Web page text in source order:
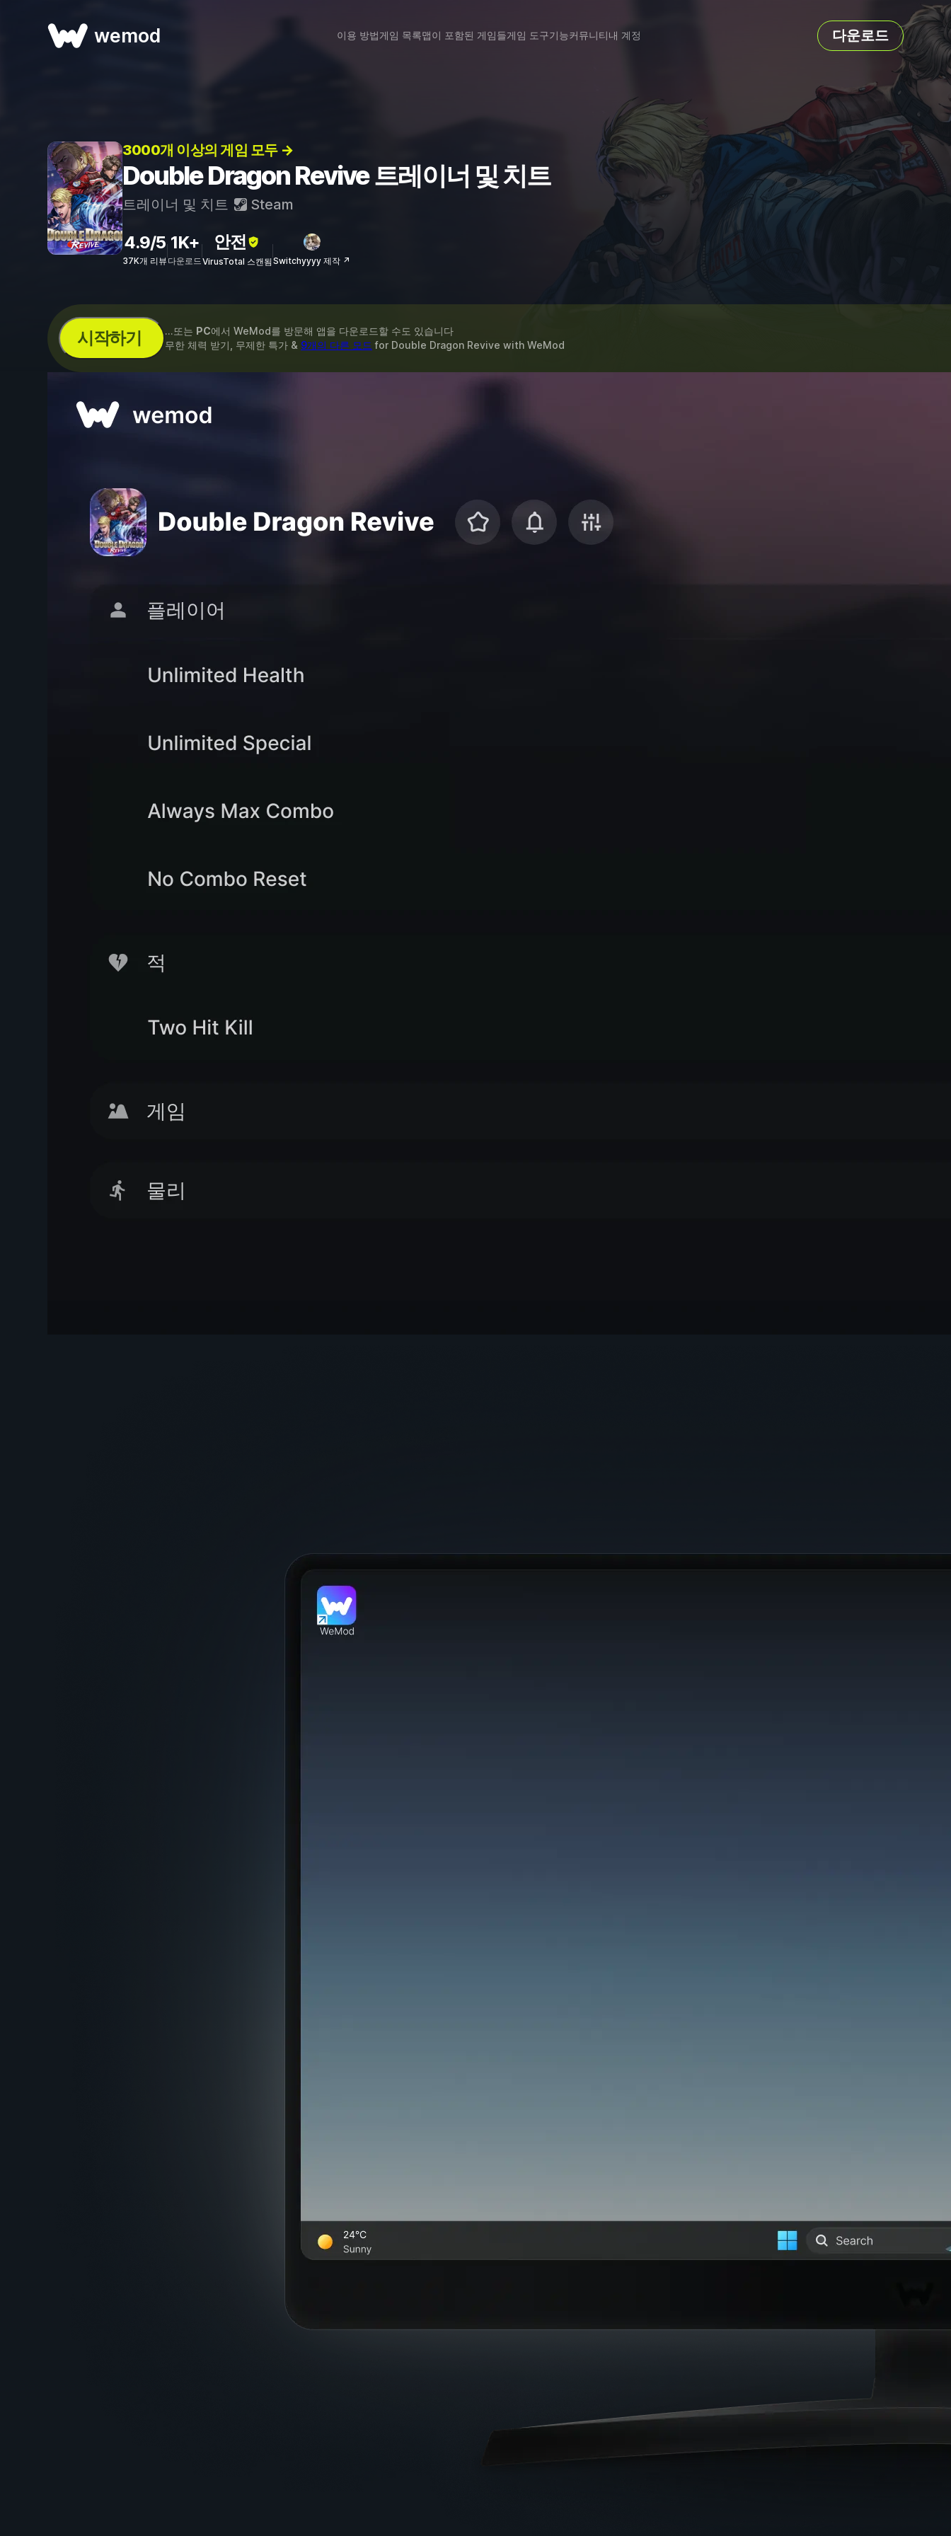
wemod 이용 방법게임 목록맵이 포함된 게임들게임 도구기능커뮤니티내 계정 다운로드
3000개 이상의 게임 모두 →
Double Dragon Revive 트레이너 및 치트
트레이너 및 치트 Steam
4.9/5
37K개 리뷰
1K+
다운로드
안전
VirusTotal 스캔됨Switchyyyy 제작 ↗
시작하기 ...또는 PC에서 WeMod를 방문해 앱을 다운로드할 수도 있습니다
무한 체력 받기, 무제한 특가 & 9개의 다른 모드 for Double Dragon Revive with WeMod